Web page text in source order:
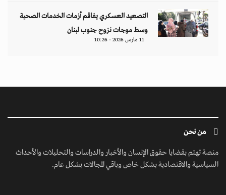
التصعيد العسكري يفاقم أزمات الخدمات الصحية
وسط موجات نزوح جنوب لبنان
11 مارس 2026 - 10:26
من نحن
منصة تهتم بقضايا حقوق الإنسان والأخبار والدراسات والتحليلات والأحداث
السياسية والاقتصادية بشكل خاص وباقي المجالات بشكل عام.